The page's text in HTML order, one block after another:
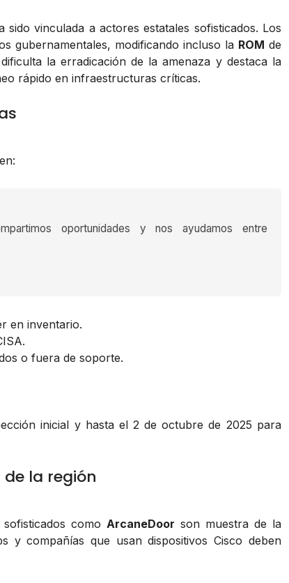
sido vinculada a actores estatales sofisticados. Los
gubernamentales, modificando incluso la ROM de
la erradicación de la amenaza y destaca la
rápido en infraestructuras críticas.
oportunidades y nos ayudamos entre
en inventario.
o fuera de soporte.
inicial y hasta el 2 de octubre de 2025 para
la región
sofisticados comoArcaneDoor son muestra de la
y compañías que usan dispositivos Cisco deben